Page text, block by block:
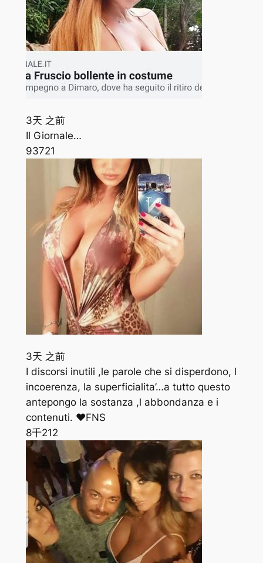
3天 之前
Il Giornale…
93721
3天 之前
I discorsi inutili ,le parole che si disperdono, l
incoerenza, la superficialita’…a tutto questo
antepongo la sostanza ,l abbondanza e i
contenuti. ❤FNS
8千212